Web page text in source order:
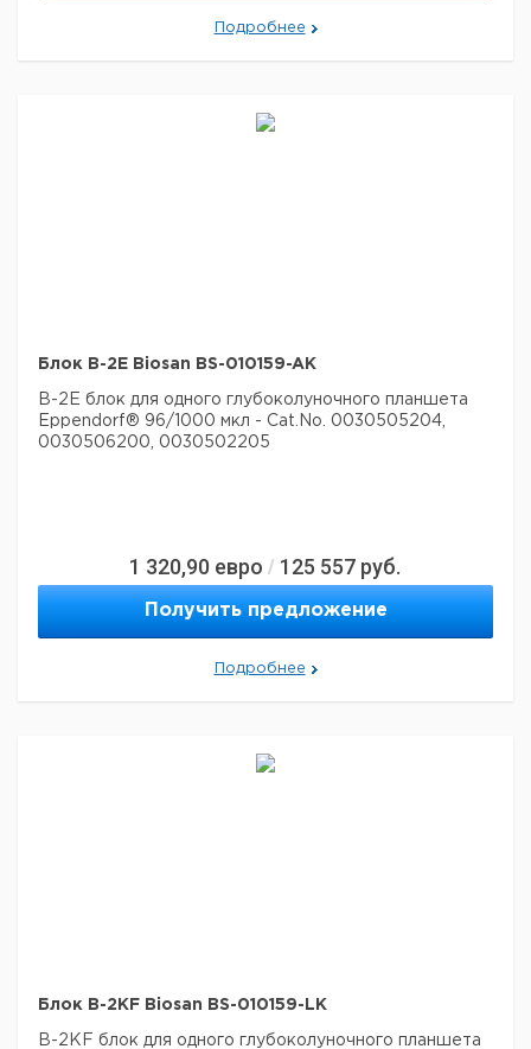
Подробнее
Блок B-2E Biosan BS-010159-AK
B-2E блок для одного глубоколуночного планшета
Eppendorf® 96/1000 мкл - Cat.No. 0030505204,
0030506200, 0030502205
1 320,90 евро / 125 557 руб.
Получить предложение
Подробнее
Блок B-2KF Biosan BS-010159-LK
B-2KF блок для одного глубоколуночного планшета